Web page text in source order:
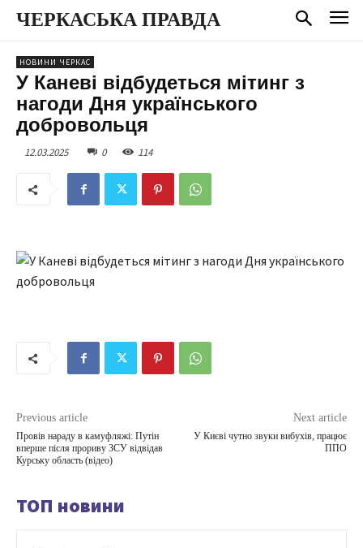
ЧЕРКАСЬКА ПРАВДА
НОВИНИ ЧЕРКАС
У Каневі відбудеться мітинг з
нагоди Дня українського
добровольця
12.03.2025 0 114
Previous article
Провів нараду в камуфляжі: Путін
вперше після прориву ЗСУ відвідав
Курську область (відео)
Next article
У Києві чутно звуки вибухів, працює
ППО
ТОП новини